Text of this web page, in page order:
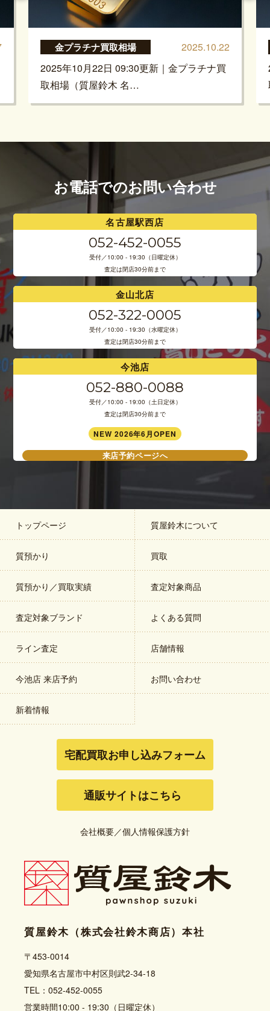
金プラチナ買取相場
2025.10.22
2025年10月22日 09:30更新｜金プラチナ買
取相場（質屋鈴木 名…
お電話でのお問い合わせ
名古屋駅西店
052-452-0055
受付／10:00 - 19:30（日曜定休）
査定は閉店30分前まで
金山北店
052-322-0005
受付／10:00 - 19:30（水曜定休）
査定は閉店30分前まで
今池店
052-880-0088
受付／10:00 - 19:00（土日定休）
査定は閉店30分前まで
NEW 2026年6月OPEN
来店予約ページへ
トップページ 質屋鈴木について
質預かり 買取
質預かり／買取実績 査定対象商品
査定対象ブランド よくある質問
ライン査定 店舗情報
今池店 来店予約 お問い合わせ
新着情報
宅配買取お申し込みフォーム
通販サイトはこちら
会社概要／個人情報保護方針
質屋鈴木（株式会社鈴木商店）本社
〒453-0014
愛知県名古屋市中村区則武2-34-18
TEL：052-452-0055
営業時間10:00 - 19:30（日曜定休）